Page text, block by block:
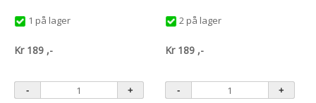
1 på lager
Kr 189 ,-
2 på lager
Kr 189 ,-